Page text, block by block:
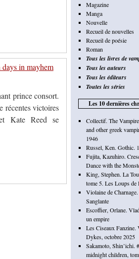
in mayhem
prince consort.
récentes victoires
Kate Reed se
Magazine
Manga
Nouvelle
Recueil de nouvelles
Recueil de poésie
Roman
Tous les livres de
Tous les auteurs
Tous les éditeurs
Toutes les séries
Les 10 dernières
Collectif. The
and other greek
1946
Russel, Ken. Gothic.
Fujita, Kazuhiro.
Dance with the
King, Stephen. La
tome 5. Les Loups de
Violaine de
Sanglante
Escoffier, Orlane.
un empire
Les Ciseaux Fanzine.
Dykes, octobre 2025
Sakamoto, Shin’ichi.
midnight children,